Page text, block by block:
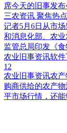
席今天的旧事发
三农资讯 聚焦热
记者5月6日从市
和消息化部、农
监管总局印发《
农业旧事资讯软
12
农业旧事资讯农
购商供给的农产
平市场行情，还